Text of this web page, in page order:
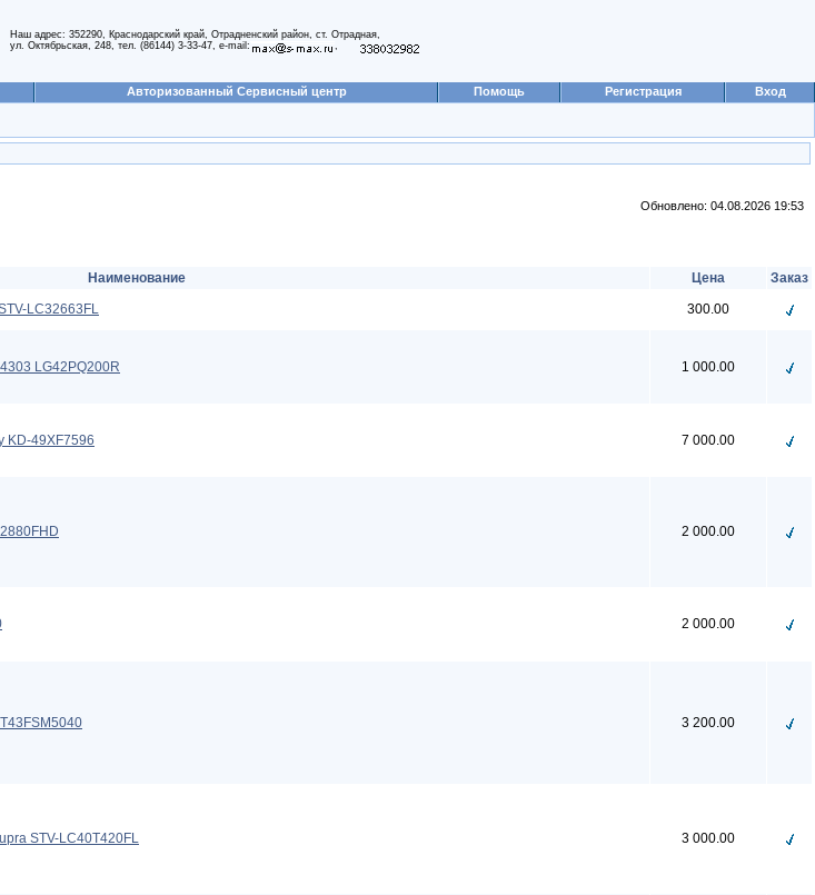
Наш адрес: 352290, Краснодарский край, Отрадненский район, ст. Отрадная,
ул. Октябрьская, 248, тел. (86144) 3-33-47, e-mail:
,
Авторизованный Сервисный центр Помощь Регистрация Вход
Обновлено: 04.08.2026 19:53
Наименование Цена
Заказ
LC32663FL
300.00
LG42PQ200R 1 000.00
KD-49XF7596 7 000.00
2 000.00
2 000.00
3 200.00
STV-LC40T420FL 3 000.00